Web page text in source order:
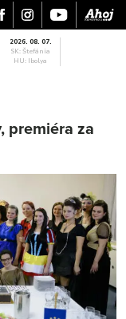
2026. 08. 07.
SK: Štefánia
HU: Ibolya
premiéra za